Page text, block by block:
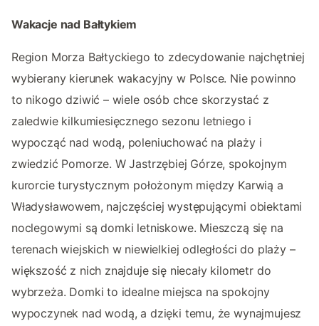
Wakacje nad Bałtykiem
Region Morza Bałtyckiego to zdecydowanie najchętniej
wybierany kierunek wakacyjny w Polsce. Nie powinno
to nikogo dziwić – wiele osób chce skorzystać z
zaledwie kilkumiesięcznego sezonu letniego i
wypocząć nad wodą, poleniuchować na plaży i
zwiedzić Pomorze. W Jastrzębiej Górze, spokojnym
kurorcie turystycznym położonym między Karwią a
Władysławowem, najczęściej występującymi obiektami
noclegowymi są domki letniskowe. Mieszczą się na
terenach wiejskich w niewielkiej odległości do plaży –
większość z nich znajduje się niecały kilometr do
wybrzeża. Domki to idealne miejsca na spokojny
wypoczynek nad wodą, a dzięki temu, że wynajmujesz